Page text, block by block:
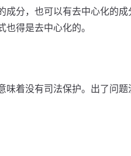
成分，也可以有去中心化的成
得是去中心化的。
味着没有司法保护。出了问题